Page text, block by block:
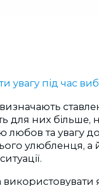
увагу під час
для них
любов та увагу
улюбленця, а